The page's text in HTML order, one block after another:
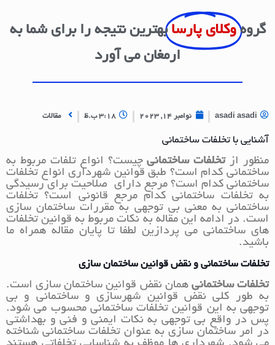
گروه وکلای پارسا بهترین نتیجه را برای شما به
ارمغان می آورد
asadi asadi نوامبر 14, 2023 3:18 ب.ظ مقالات
آشنایی با تخلفات ساختمانی
منظور ازتخلفات ساختمانیچیست؟ انواع تلفات مربوط به
ساختمانی کدام است؟ طبق قوانین شهرداری انواع تخلفات
ساختمانی کدام است؟ مرجع دارای صلاحیت برای رسیدگی
به تخلفات ساختمانی کدام مرجع قانونی است؟ تخلفات
ساختمانی به معنی بی توجهی به مقررات ساختمان سازی
است. در ادامه این مقاله به نکات مربوط به قوانین تخلفات
های ساختمانی می پردازین لطفا تا پایان مقاله همراه ما
باشید.
تخلفات ساختمانی و نقض قوانین ساختمان سازی
تخلفات ساختمانی همان نقض قوانین ساختمان سازی است.
به طور کلی نقض قوانین شهرسازی و ساختمانی و بی
توجهی به این قوانین تخلفات ساختمانی محسوب می شود.
پس در واقع بی توجهی به نکات ایمنی و فنی و بهداشتی
در امر ساختمان سازی به عنوان تخلفات ساختمانی شناخته